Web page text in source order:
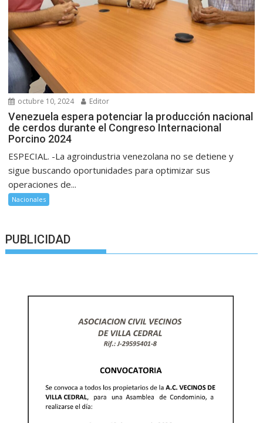
octubre 10, 2024 Editor
Venezuela espera potenciar la producción nacional
de cerdos durante el Congreso Internacional
Porcino 2024
ESPECIAL. -La agroindustria venezolana no se detiene y
sigue buscando oportunidades para optimizar sus
operaciones de...
Nacionales
PUBLICIDAD